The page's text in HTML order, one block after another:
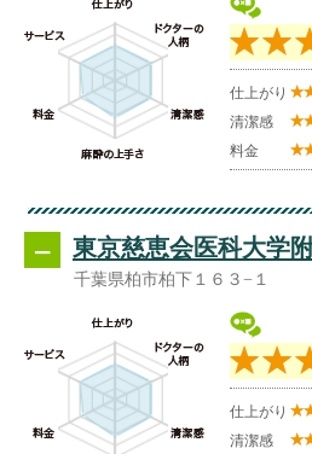
仕上がり
清潔感
料金
-- 東京慈恵会医科大学
千葉県柏市柏下１６３−１
仕上がり
清潔感